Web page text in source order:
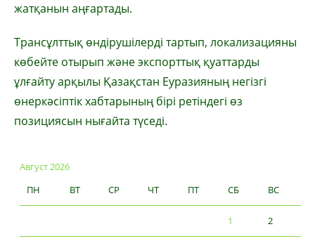
жатқанын аңғартады.
Трансұлттық өндірушілерді тартып, локализацияны
көбейте отырып және экспорттық қуаттарды
ұлғайту арқылы Қазақстан Еуразияның негізгі
өнеркәсіптік хабтарының бірі ретіндегі өз
позициясын нығайта түседі.
Август 2026
ПН
ВТ СР ЧТ ПТ СБ ВС
1 2